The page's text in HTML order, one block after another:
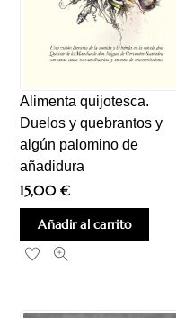
Alimenta quijotesca.
Duelos y quebrantos y
algún palomino de
añadidura
15,00€
Añadir al carrito